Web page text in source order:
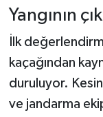
Yangının
İlk
kaçağından
duruluyor.
ve jandarma